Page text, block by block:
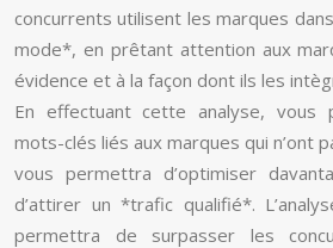
concurrents utilisent les marques
mode*, en prêtant attention aux
évidence et à la façon dont ils les
En effectuant cette analyse, vous
mots-clés liés aux marques qui n’ont
vous permettra d’optimiser
d’attirer un *trafic qualifié*.
permettra de surpasser les